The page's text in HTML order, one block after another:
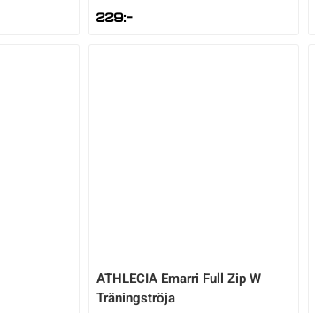
229:-
ATHLECIA Emarri Full Zip W
Träningströja